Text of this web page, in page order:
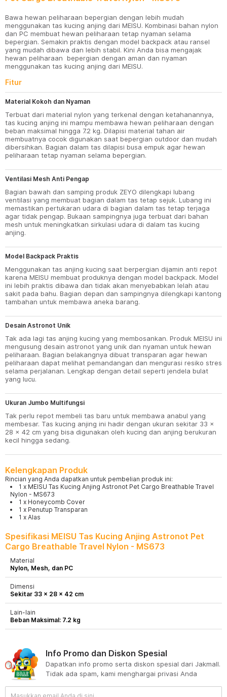
Bawa hewan peliharaan bepergian dengan lebih mudah
menggunakan tas kucing anjing dari MEISU. Kombinasi bahan nylon
dan PC membuat hewan peliharaan tetap nyaman selama
bepergian. Semakin praktis dengan model backpack atau ransel
yang mudah dibawa dan lebih stabil. Kini Anda bisa mengajak
hewan peliharaan bepergian dengan aman dan nyaman
menggunakan tas kucing anjing dari MEISU.
Fitur
Material Kokoh dan Nyaman
Terbuat dari material nylon yang terkenal dengan ketahanannya,
tas kucing anjing ini mampu membawa hewan peliharaan dengan
beban maksimal hingga 7.2 kg. Dilapisi material tahan air
membuatnya cocok digunakan saat bepergian outdoor dan mudah
dibersihkan. Bagian dalam tas dilapisi busa empuk agar hewan
peliharaan tetap nyaman selama bepergian.
Ventilasi Mesh Anti Pengap
Bagian bawah dan samping produk ZEYO dilengkapi lubang
ventilasi yang membuat bagian dalam tas tetap sejuk. Lubang ini
memastikan pertukaran udara di bagian dalam tas tetap terjaga
agar tidak pengap. Bukaan sampingnya juga terbuat dari bahan
mesh untuk meningkatkan sirkulasi udara di dalam tas kucing
anjing.
Model Backpack Praktis
Menggunakan tas anjing kucing saat berpergian dijamin anti repot
karena MEISU membuat produknya dengan model backpack. Model
ini lebih praktis dibawa dan tidak akan menyebabkan lelah atau
sakit pada bahu. Bagian depan dan sampingnya dilengkapi kantong
tambahan untuk membawa aneka barang.
Desain Astronot Unik
Tak ada lagi tas anjing kucing yang membosankan. Produk MEISU ini
mengusung desain astronot yang unik dan nyaman untuk hewan
peliharaan. Bagian belakangnya dibuat transparan agar hewan
peliharaan dapat melihat pemandangan dan mengurasi resiko stres
selama perjalanan. Lengkap dengan detail seperti jendela bulat
yang lucu.
Ukuran Jumbo Multifungsi
Tak perlu repot membeli tas baru untuk membawa anabul yang
membesar. Tas kucing anjing ini hadir dengan ukuran sekitar 33 x
28 x 42 cm yang bisa digunakan oleh kucing dan anjing berukuran
kecil hingga sedang.
Kelengkapan Produk
Rincian yang Anda dapatkan untuk pembelian produk ini:
1 x MEISU Tas Kucing Anjing Astronot Pet Cargo Breathable Travel
Nylon - MS673
1 x Honeycomb Cover
1 x Penutup Transparan
1 x Alas
Spesifikasi MEISU Tas Kucing Anjing Astronot Pet
Cargo Breathable Travel Nylon - MS673
Material
Nylon, Mesh, dan PC
Dimensi
Sekitar 33 x 28 x 42 cm
Lain-lain
Beban Maksimal: 7.2 kg
Info Promo dan Diskon Spesial
Dapatkan info promo serta diskon spesial dari Jakmall.
Tidak ada spam, kami menghargai privasi Anda